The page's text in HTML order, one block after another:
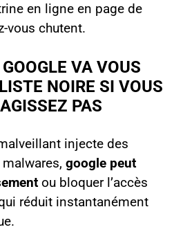
en ligne en page de
vous chutent.
VA VOUS
NOIRE SI VOUS
PAS
injecte des
google peut
ou bloquer l’accès
réduit instantanément